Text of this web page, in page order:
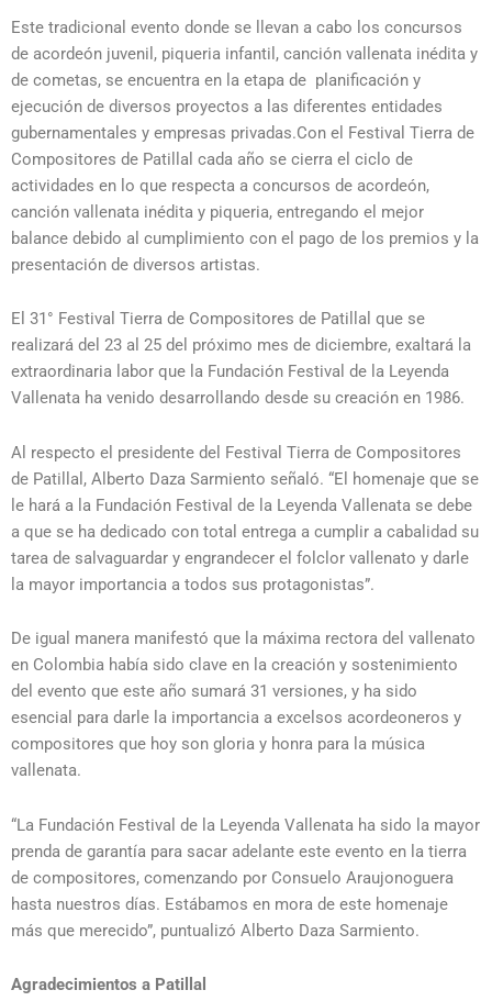
Este tradicional evento donde se llevan a cabo los concursos
de acordeón juvenil, piqueria infantil, canción vallenata inédita y
de cometas, se encuentra en la etapa de planificación y
ejecución de diversos proyectos a las diferentes entidades
gubernamentales y empresas privadas.Con el Festival Tierra de
Compositores de Patillal cada año se cierra el ciclo de
actividades en lo que respecta a concursos de acordeón,
canción vallenata inédita y piqueria, entregando el mejor
balance debido al cumplimiento con el pago de los premios y la
presentación de diversos artistas.
El 31° Festival Tierra de Compositores de Patillal que se
realizará del 23 al 25 del próximo mes de diciembre, exaltará la
extraordinaria labor que la Fundación Festival de la Leyenda
Vallenata ha venido desarrollando desde su creación en 1986.
Al respecto el presidente del Festival Tierra de Compositores
de Patillal, Alberto Daza Sarmiento señaló. “El homenaje que se
le hará a la Fundación Festival de la Leyenda Vallenata se debe
a que se ha dedicado con total entrega a cumplir a cabalidad su
tarea de salvaguardar y engrandecer el folclor vallenato y darle
la mayor importancia a todos sus protagonistas”.
De igual manera manifestó que la máxima rectora del vallenato
en Colombia había sido clave en la creación y sostenimiento
del evento que este año sumará 31 versiones, y ha sido
esencial para darle la importancia a excelsos acordeoneros y
compositores que hoy son gloria y honra para la música
vallenata.
“La Fundación Festival de la Leyenda Vallenata ha sido la mayor
prenda de garantía para sacar adelante este evento en la tierra
de compositores, comenzando por Consuelo Araujonoguera
hasta nuestros días. Estábamos en mora de este homenaje
más que merecido”, puntualizó Alberto Daza Sarmiento.
Agradecimientos a Patillal